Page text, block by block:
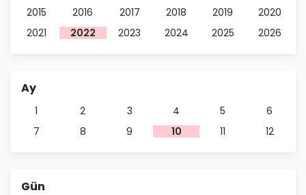
2015
2016 2017 2018 2019
2020
2021
2022 2023 2024 2025 2026
Ay
1 2 3 4 5
6
7
8 9 10 11 12
Gün